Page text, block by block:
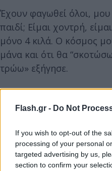
Flash.gr - Do Not
If you wish to opt-out of the
processing of your personal
targeted advertising by us,
section to confirm your
Έχουν φαγωθεί όλοι,
παιδί; Είμαι χοντρή,
μόνο 4 κιλά. Ο κόσμος
μάνα και ότι θα
τρώω» εξήγησε.